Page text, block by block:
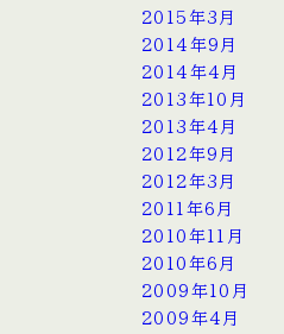
2015年3月
2014年9月
2014年4月
2013年10月
2013年4月
2012年9月
2012年3月
2011年6月
2010年11月
2010年6月
2009年10月
2009年4月